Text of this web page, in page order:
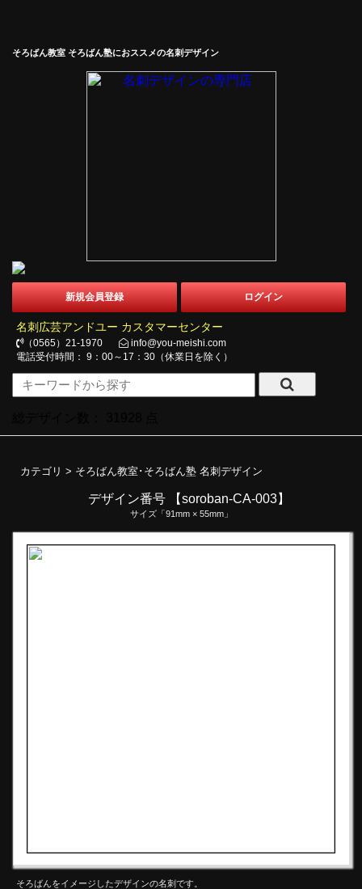
そろばん教室 そろばん塾におススメの名刺デザイン
新規会員登録 ログイン
名刺広芸アンドユー カスタマーセンター
（0565）21-1970
info@you-meishi.com
電話受付時間： 9：00～17：30（休業日を除く）
カテゴリ > そろばん教室･そろばん塾 名刺デザイン
デザイン番号 【soroban-CA-003】
サイズ「91mm × 55mm」
そろばんをイメージしたデザインの名刺です。